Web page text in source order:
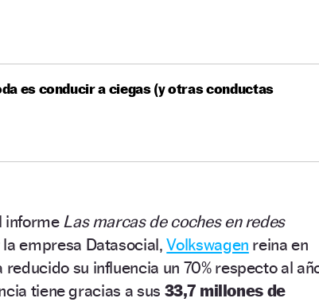
es conducir a ciegas (y otras conductas
informe Las marcas de coches en redes
empresa Datasocial,Volkswagen reina en
reducido su influencia un 70% respecto al
tiene gracias a sus 33,7 millones de